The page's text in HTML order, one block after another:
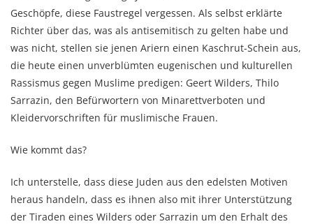
Geschöpfe, diese Faustregel vergessen. Als selbst erklärte
Richter über das, was als antisemitisch zu gelten habe und
was nicht, stellen sie jenen Ariern einen Kaschrut-Schein aus,
die heute einen unverblümten eugenischen und kulturellen
Rassismus gegen Muslime predigen: Geert Wilders, Thilo
Sarrazin, den Befürwortern von Minarettverboten und
Kleidervorschriften für muslimische Frauen.
Wie kommt das?
Ich unterstelle, dass diese Juden aus den edelsten Motiven
heraus handeln, dass es ihnen also mit ihrer Unterstützung
der Tiraden eines Wilders oder Sarrazin um den Erhalt des